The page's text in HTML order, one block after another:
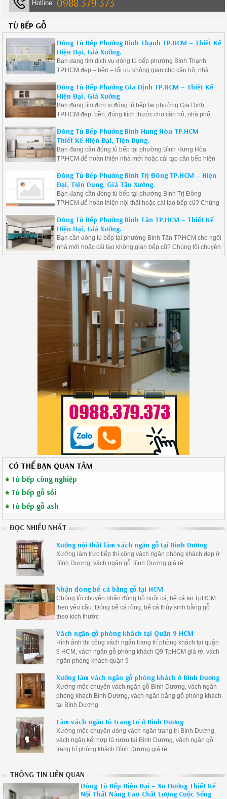
Hotline: 0988.379.373
TỦ BẾP GỖ
Đóng Tủ Bếp Phường Bình Thạnh TP.HCM – Thiết Kế
Hiện Đại, Giá Xưởng.
Bạn đang tìm dịch vụ đóng tủ bếp phường Bình Thạnh
TP.HCM đẹp – bền – tối ưu không gian cho căn hộ, nhà
nghiệp hiện đại, sản xuất trực tiếp tại xưởng, giá cạnh
tranh, bảo hành dài hạn.
Đóng Tủ Bếp Phường Gia Định TP.HCM – Thiết Kế
Hiện Đại, Giá Xưởng
Bạn đang tìm đơn vị đóng tủ bếp tại phường Gia Định
TP.HCM đẹp, bền, đúng kích thước cho căn hộ, nhà phố
nghiệp & gỗ tự nhiên tại Gia Định, thiết kế theo nhu cầu
thực tế, tối ưu công năng sử dụng, mang lại không gian bếp
hiện đại và sang trọng.
Đóng Tủ Bếp Phường Bình Hưng Hòa TP.HCM –
Thiết Kế Hiện Đại, Tiện Dụng.
Bạn đang cần đóng tủ bếp tại phường Bình Hưng Hòa
TP.HCM để hoàn thiện nhà mới hoặc cải tạo căn bếp hiện
Bình Hưng Hòa, thiết kế hiện đại – bố trí công năng tối ưu –
giá tận xưởng.
Đóng Tủ Bếp Phường Bình Trị Đông TP.HCM – Hiện
Đại, Tiện Dụng, Giá Tận Xưởng.
Bạn đang cần đóng tủ bếp tại phường Bình Trị Đông
TP.HCM để hoàn thiện nội thất hoặc cải tạo bếp cũ? Chúng
Trị Đông, thiết kế đẹp – tiện lợi – phù hợp phong cách sống
hiện đại.
Đóng Tủ Bếp Phường Bình Tân TP.HCM – Thiết Kế
Hiện Đại, Giá Xưởng.
Bạn cần đóng tủ bếp tại phường Bình Tân TP.HCM cho ngôi
nhà mới hoặc cải tạo không gian bếp cũ? Chúng tôi chuyên
thi công tủ bếp gỗ công nghiệp tại khu vực Bình Tân, thiết
kế đẹp – bền – chuẩn công năng – phù hợp với từng diện
tích.
CÓ THỂ BẠN QUAN TÂM
Tủ bếp công nghiệp
Tủ bếp gỗ sồi
Tủ bếp gỗ ash
ĐỌC NHIỀU NHẤT
Xưởng nội thất làm vách ngăn gỗ tại Bình Dương
Xưởng làm trực tiếp thi công vách ngăn phòng khách đẹp ở
Bình Dương, vách ngăn gỗ Bình Dương giá rẻ
Nhận đóng bể cá bằng gỗ tại HCM
Chúng tôi chuyên nhận đóng hồ nuôi cá, bể cá tại TpHCM
theo yêu cầu. Đóng bể cá rồng, bể cá thủy sinh bằng gỗ
theo kích thước
Vách ngăn gỗ phòng khách tại Quận 9 HCM
Hình ảnh thi công vách ngăn trang trí phòng khách tại quận
9 HCM, vách ngăn gỗ phòng khách Q9 TpHCM giá rẻ, vách
ngăn phòng khách quận 9
Xưởng làm vách ngăn gỗ phòng khách ở Bình Dương
Xưởng mộc chuyên vách ngăn gỗ Bình Dương, vách ngăn
phòng khách Bình Dương, vách ngăn bằng gỗ phòng khách
tại Bình Dương
Làm vách ngăn tủ trang trí ở Bình Dương
Xưởng mộc chuyên đóng vách ngăn trang trí Bình Dương,
vách ngăn kết hợp tủ rượu tại Bình Dương, vách ngăn gỗ
trang trí phòng khách Bình Dương giá rẻ
THÔNG TIN LIÊN QUAN
Đóng Tủ Bếp Hiện Đại – Xu Hướng Thiết Kế
Nội Thất Nâng Cao Chất Lượng Cuộc Sống